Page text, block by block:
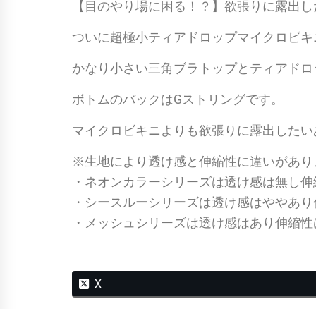
【目のやり場に困る！？】欲張りに露出
ついに超極小ティアドロップマイクロビ
かなり小さい三角ブラトップとティアド
ボトムのバックはGストリングです。
マイクロビキニよりも欲張りに露出した
※生地により透け感と伸縮性に違いがあり
・ネオンカラーシリーズは透け感は無し
・シースルーシリーズは透け感はややあ
・メッシュシリーズは透け感はあり伸縮
X